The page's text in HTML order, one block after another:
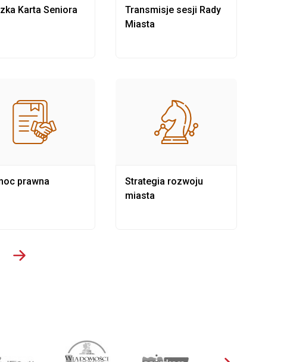
Karta Seniora
prawna
Transmisje sesji Rady
Miasta
Strategia rozwoju
miasta